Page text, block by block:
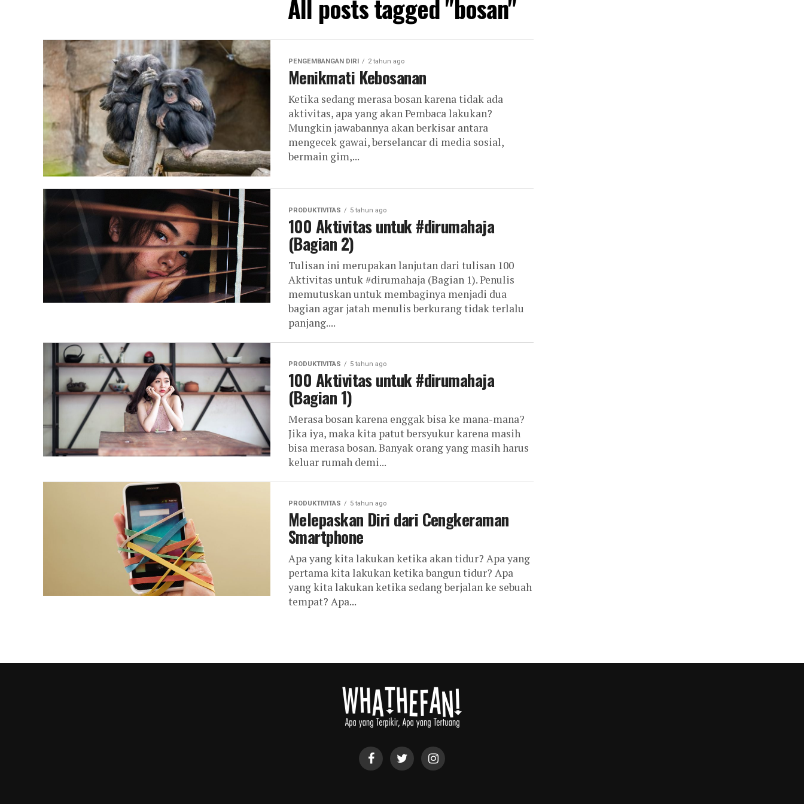
All posts tagged "bosan"
PENGEMBANGAN DIRI 2 tahun ago
Menikmati Kebosanan
Ketika sedang merasa bosan karena tidak ada
aktivitas, apa yang akan Pembaca lakukan?
Mungkin jawabannya akan berkisar antara
mengecek gawai, berselancar di media sosial,
bermain gim,...
PRODUKTIVITAS 5 tahun ago
100 Aktivitas untuk #dirumahaja
(Bagian 2)
Tulisan ini merupakan lanjutan dari tulisan 100
Aktivitas untuk #dirumahaja (Bagian 1). Penulis
memutuskan untuk membaginya menjadi dua
bagian agar jatah menulis berkurang tidak terlalu
panjang....
PRODUKTIVITAS 5 tahun ago
100 Aktivitas untuk #dirumahaja
(Bagian 1)
Merasa bosan karena enggak bisa ke mana-mana?
Jika iya, maka kita patut bersyukur karena masih
bisa merasa bosan. Banyak orang yang masih harus
keluar rumah demi...
PRODUKTIVITAS 5 tahun ago
Melepaskan Diri dari Cengkeraman
Smartphone
Apa yang kita lakukan ketika akan tidur? Apa yang
pertama kita lakukan ketika bangun tidur? Apa
yang kita lakukan ketika sedang berjalan ke sebuah
tempat? Apa...